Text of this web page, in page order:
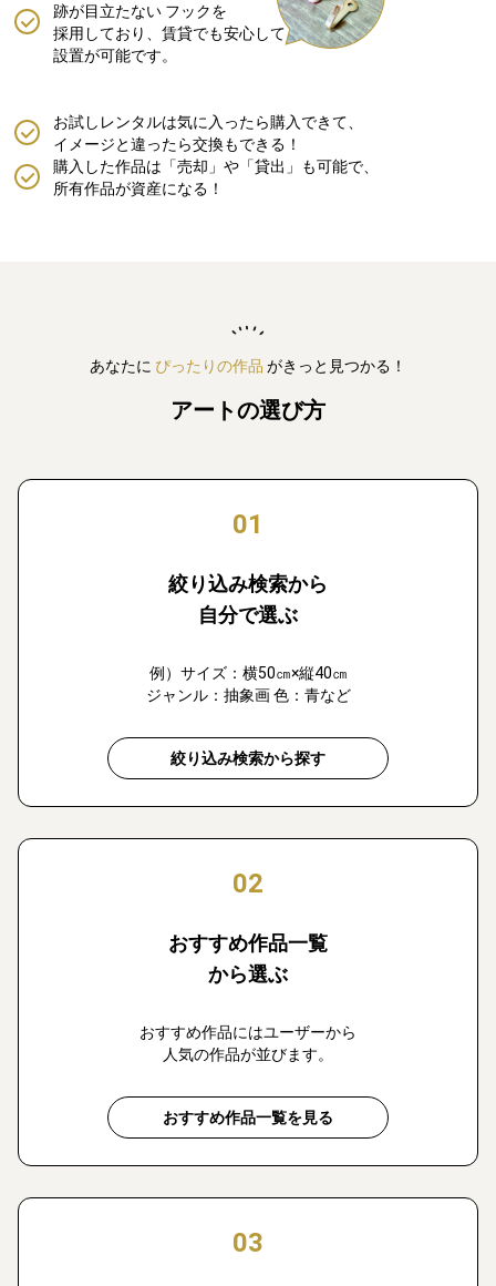
跡が目立たない フックを
採用しており、賃貸でも安心して
設置が可能です。
購入した作品は「売却」や「貸出」も可能で、
所有作品が資産になる！
お試しレンタルは気に入ったら購入できて、
イメージと違ったら交換もできる！
あなたに ぴったりの作品 がきっと見つかる！
アートの選び方
01
絞り込み検索から
自分で選ぶ
例）サイズ：横50㎝×縦40㎝
ジャンル：抽象画 色：青など
絞り込み検索から探す
02
おすすめ作品一覧
から選ぶ
おすすめ作品にはユーザーから
人気の作品が並びます。
おすすめ作品一覧を見る
03